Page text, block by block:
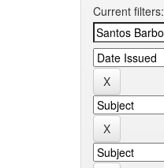
Current filters: